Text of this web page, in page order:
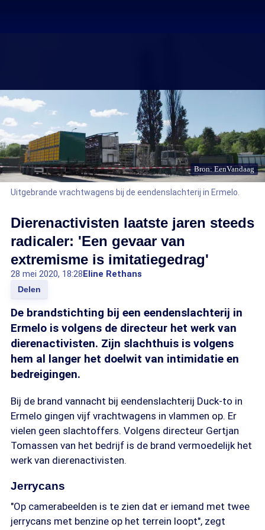
Bron: EenVandaag
Uitgebrande vrachtwagens bij de eendenslachterij in Ermelo.
Dierenactivisten laatste jaren steeds
radicaler: 'Een gevaar van
extremisme is imitatiegedrag'
28 mei 2020, 18:28Eline Rethans
Delen
De brandstichting bij een eendenslachterij in
Ermelo is volgens de directeur het werk van
dierenactivisten. Zijn slachthuis is volgens
hem al langer het doelwit van intimidatie en
bedreigingen.
Bij de brand vannacht bij eendenslachterij Duck-to in
Ermelo gingen vijf vrachtwagens in vlammen op. Er
vielen geen slachtoffers. Volgens directeur Gertjan
Tomassen van het bedrijf is de brand vermoedelijk het
werk van dierenactivisten.
Jerrycans
"Op camerabeelden is te zien dat er iemand met twee
jerrycans met benzine op het terrein loopt", zegt